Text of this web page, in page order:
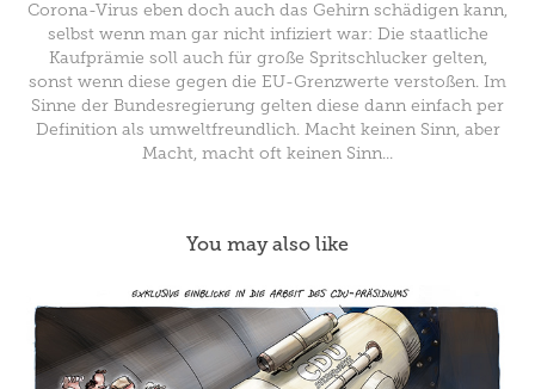
Corona-Virus eben doch auch das Gehirn schädigen kann,
selbst wenn man gar nicht infiziert war: Die staatliche
Kaufprämie soll auch für große Spritschlucker gelten,
sonst wenn diese gegen die EU-Grenzwerte verstoßen. Im
Sinne der Bundesregierung gelten diese dann einfach per
Definition als umweltfreundlich. Macht keinen Sinn, aber
Macht, macht oft keinen Sinn...
You may also like